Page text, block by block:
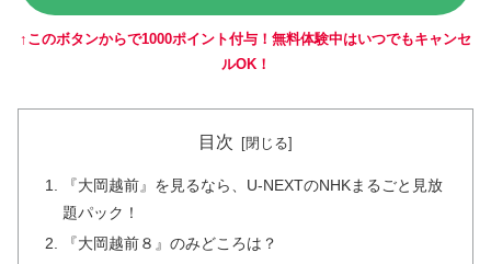
↑このボタンからで1000ポイント付与！無料体験中はいつでもキャンセ
ルOK！
目次
『大岡越前』を見るなら、U-NEXTのNHKまるごと見放
題パック！
『大岡越前８』のみどころは？